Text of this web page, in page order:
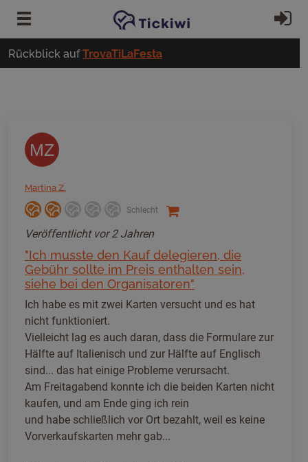
Zum Hauptinhalt springen
Rückblick aufTrovaTiLaFesta
MZ
Martina Z.
Schlecht
Veröffentlicht vor 2 Jahren
"Ich musste den Kauf delegieren, die
Gebühr sollte im Preis enthalten sein,
siehe bei den Organisatoren"
Ich habe es mit zwei Karten versucht und es hat
nicht funktioniert.
Vielleicht lag es auch daran, dass die Formulare zur
Hälfte auf Italienisch und zur Hälfte auf Englisch
sind... das hat einige Probleme verursacht.
Am Freitagabend konnte ich die beiden Karten nicht
kaufen, und am Ende ging ich rein
und habe schließlich vor Ort bezahlt, weil es keine
Vorverkaufskarten mehr gab...